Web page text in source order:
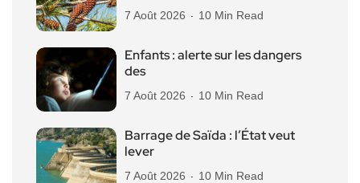
7 Août 2026 10 Min Read
Enfants : alerte sur les dangers
des
7 Août 2026 10 Min Read
Barrage de Saïda : l’État veut
lever
7 Août 2026 10 Min Read